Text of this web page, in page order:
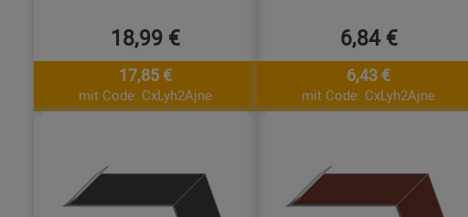
18,99 €
17,85 €
mit Code: CxLyh2Ajne
6,84 €
6,43 €
mit Code: CxLyh2Ajne